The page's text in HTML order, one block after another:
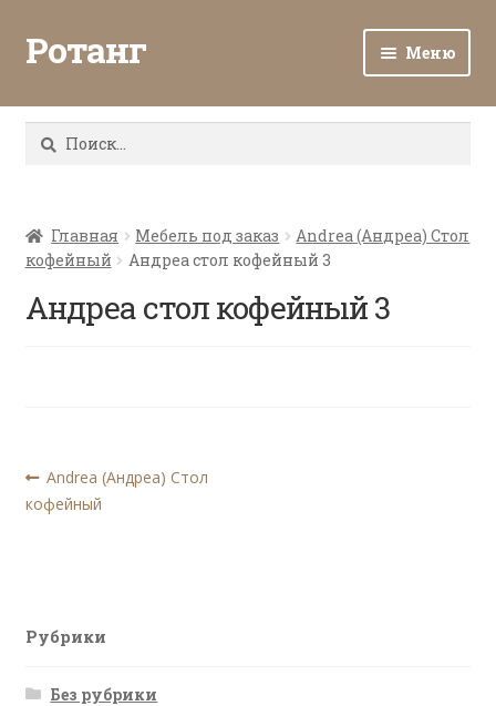
Ротанг Меню
Каталог
Все о ротанге
Ротанг оптом
Найти:
Главная Мебель под заказ
Andrea (Андреа) Стол
кофейный
Андреа стол кофейный 3
Андреа стол кофейный 3
Навигация
по
Предыдущая
запись:
Andrea (Андреа) Стол
кофейный
Рубрики
Без рубрики